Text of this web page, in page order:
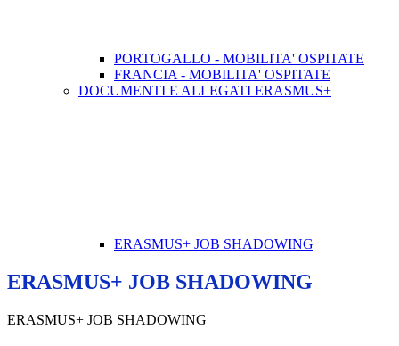
PORTOGALLO - MOBILITA' OSPITATE
FRANCIA - MOBILITA' OSPITATE
DOCUMENTI E ALLEGATI ERASMUS+
ERASMUS+ JOB SHADOWING
ERASMUS+ JOB SHADOWING
ERASMUS+ JOB SHADOWING